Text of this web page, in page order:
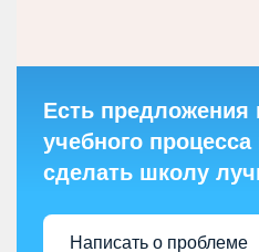
Есть предложения
учебного процесса
сделать школу
Написать о проблеме